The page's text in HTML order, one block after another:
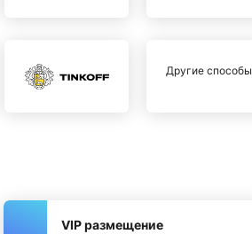
Другие способы
VIP размещение